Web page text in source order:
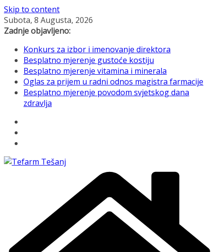
Skip to content
Subota, 8 Augusta, 2026
Zadnje objavljeno:
Konkurs za izbor i imenovanje direktora
Besplatno mjerenje gustoće kostiju
Besplatno mjerenje vitamina i minerala
Oglas za prijem u radni odnos magistra farmacije
Besplatno mjerenje povodom svjetskog dana
zdravlja